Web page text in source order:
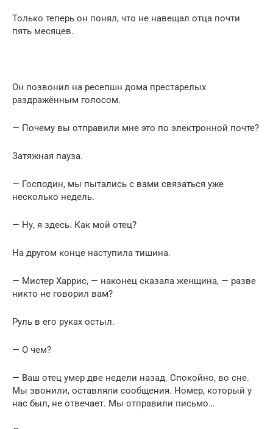
Только теперь он понял, что не навещал отца почти
пять месяцев.
Он позвонил на ресепшн дома престарелых
раздражённым голосом.
— Почему вы отправили мне это по электронной почте?
Затяжная пауза.
— Господин, мы пытались с вами связаться уже
несколько недель.
— Ну, я здесь. Как мой отец?
На другом конце наступила тишина.
— Мистер Харрис, — наконец сказала женщина, — разве
никто не говорил вам?
Руль в его руках остыл.
— О чем?
— Ваш отец умер две недели назад. Спокойно, во сне.
Мы звонили, оставляли сообщения. Номер, который у
нас был, не отвечает. Мы отправили письмо…